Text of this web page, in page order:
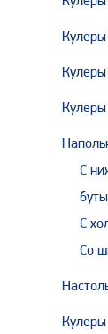
Кулеры
С
С
Со